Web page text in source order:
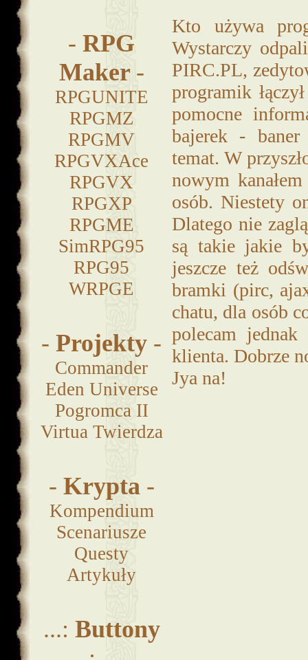
-RPG
Maker -
RPGUNITE
RPGMZ
RPGMV
RPGVXAce
RPGVX
RPGXP
RPGME
SimRPG95
RPG95
WRPGE
-Projekty -
Commander
Eden Universe
Pogromca II
Virtua Twierdza
- Krypta -
Kompendium
Scenariusze
Questy
Artykuły
...: Buttony
Kto używa
Wystarczy
PIRC.PL,
programik
pomocne
bajerek -
temat. W
nowym
osób. Niestety
Dlatego nie
są takie jakie
jeszcze też
bramki (pirc,
chatu, dla osób
polecam
klienta. Dobrze
Jya na!